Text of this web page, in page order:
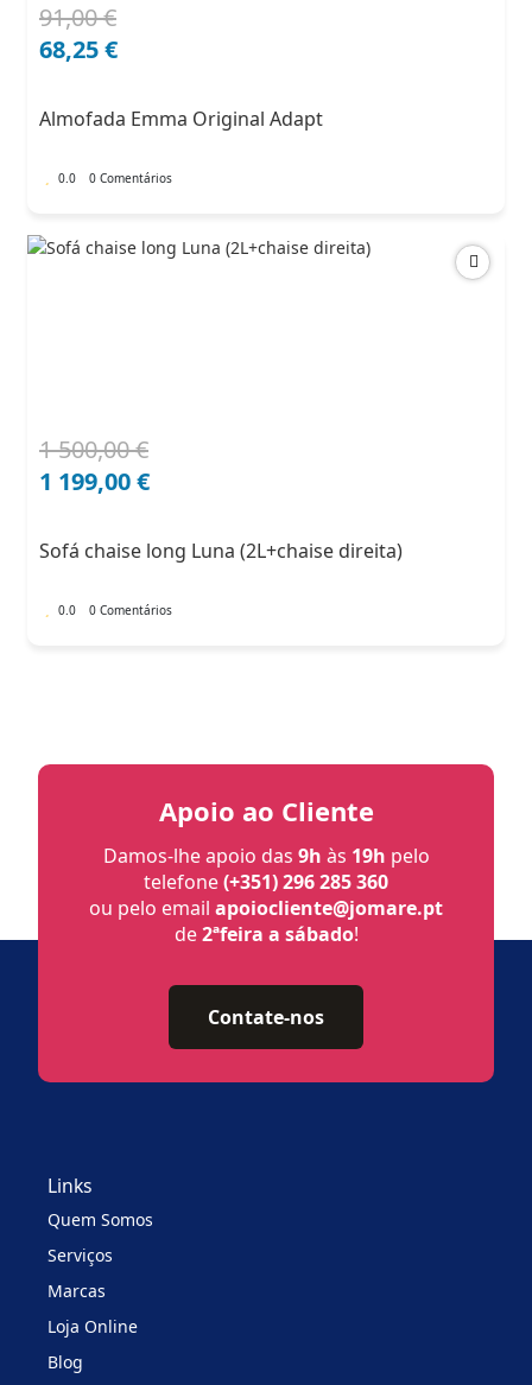
91,00€
O
preço
91,00 €.
68,25€
O
preço
68,25 €.
Almofada Emma Original Adapt
0.0 0 Comentários
1 500,00€
O
preço
1
1 199,00€
O
preço
1
Sofá chaise long Luna (2L+chaise direita)
0.0 0 Comentários
Apoio ao Cliente
Damos-lhe apoio das 9h às 19h pelo
telefone(+351) 296 285 360
ou pelo email apoiocliente@jomare.pt
de2ªfeira a sábado!
Contate-nos
Links
Quem Somos
Serviços
Marcas
Loja Online
Blog